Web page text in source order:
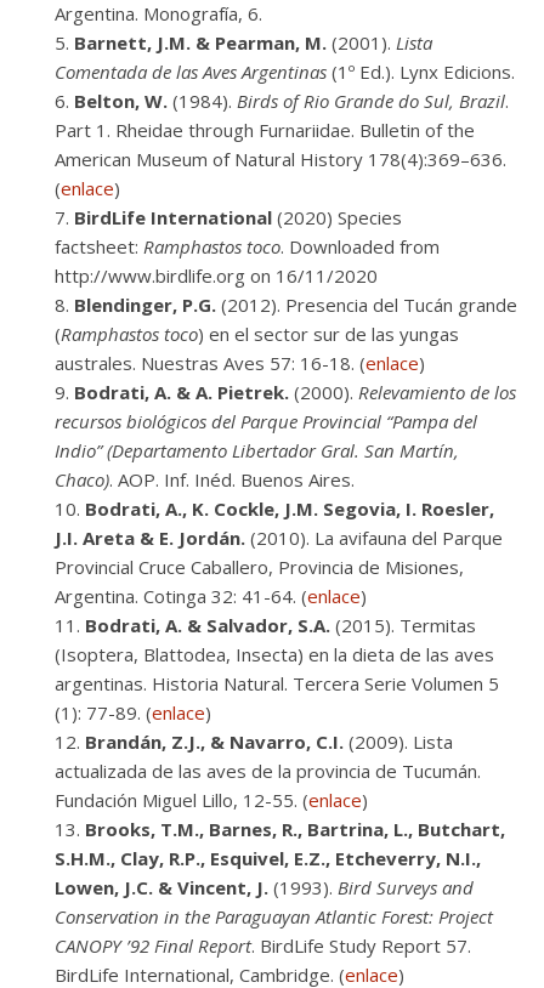
Argentina. Monografía, 6.
Barnett, J.M. & Pearman, M. (2001). Lista
Comentada de las Aves Argentinas (1º Ed.). Lynx Edicions.
Belton, W. (1984). Birds of Rio Grande do Sul, Brazil.
Part 1. Rheidae through Furnariidae. Bulletin of the
American Museum of Natural History 178(4):369–636.
(enlace)
BirdLife International (2020) Species
factsheet: Ramphastos toco. Downloaded from
http://www.birdlife.org on 16/11/2020
Blendinger, P.G. (2012). Presencia del Tucán grande
(Ramphastos toco) en el sector sur de las yungas
australes. Nuestras Aves 57: 16-18. (enlace)
Bodrati, A. & A. Pietrek. (2000). Relevamiento de los
recursos biológicos del Parque Provincial “Pampa del
Indio” (Departamento Libertador Gral. San Martín,
Chaco). AOP. Inf. Inéd. Buenos Aires.
Bodrati, A., K. Cockle, J.M. Segovia, I. Roesler,
J.I. Areta & E. Jordán. (2010). La avifauna del Parque
Provincial Cruce Caballero, Provincia de Misiones,
Argentina. Cotinga 32: 41-64. (enlace)
Bodrati, A. & Salvador, S.A. (2015). Termitas
(Isoptera, Blattodea, Insecta) en la dieta de las aves
argentinas. Historia Natural. Tercera Serie Volumen 5
(1): 77-89. (enlace)
Brandán, Z.J., & Navarro, C.I. (2009). Lista
actualizada de las aves de la provincia de Tucumán.
Fundación Miguel Lillo, 12-55. (enlace)
Brooks, T.M., Barnes, R., Bartrina, L., Butchart,
S.H.M., Clay, R.P., Esquivel, E.Z., Etcheverry, N.I.,
Lowen, J.C. & Vincent, J. (1993). Bird Surveys and
Conservation in the Paraguayan Atlantic Forest: Project
CANOPY ’92 Final Report. BirdLife Study Report 57.
BirdLife International, Cambridge. (enlace)